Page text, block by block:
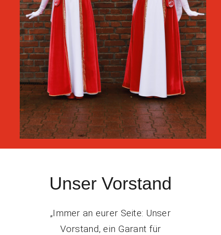
Unser Vorstand
„Immer an eurer Seite: Unser
Vorstand, ein Garant für